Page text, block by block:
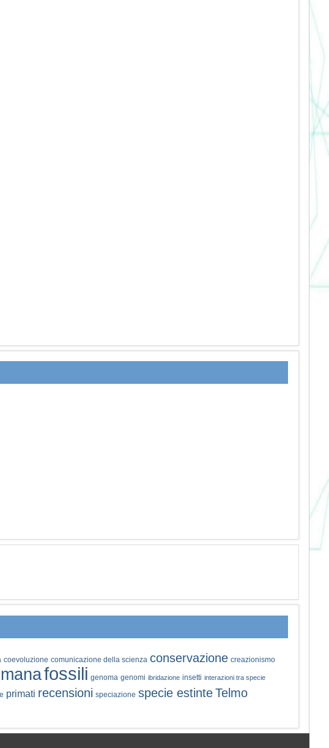
coevoluzione comunicazione della scienza conservazione creazionismo
fossili genoma genomi ibridazione insetti interazioni tra specie
primati recensioni speciazione specie estinteTelmo